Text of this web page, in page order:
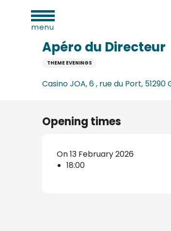
contenumenu
Home
Apéro du Directeur
THEME EVENINGS
Casino JOA, 6 , rue du Port,
Opening times
On 13 February 2026
18:00